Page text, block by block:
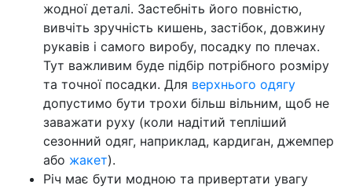
жодної деталі. Застебніть його повністю,
вивчіть зручність кишень, застібок, довжину
рукавів і самого виробу, посадку по плечах.
Тут важливим буде підбір потрібного розміру
та точної посадки. Для верхнього одягу
допустимо бути трохи більш вільним, щоб не
заважати руху (коли надітий тепліший
сезонний одяг, наприклад, кардиган, джемпер
або жакет).
Річ має бути модною та привертати увагу